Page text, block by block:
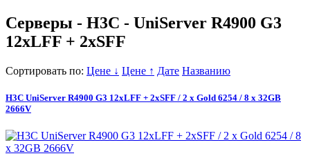
Серверы - H3C - UniServer R4900 G3
12xLFF + 2xSFF
Сортировать по: Цене ↓ Цене ↑ Дате Названию
H3C UniServer R4900 G3 12xLFF + 2xSFF / 2 x Gold 6254 / 8 x 32GB
2666V